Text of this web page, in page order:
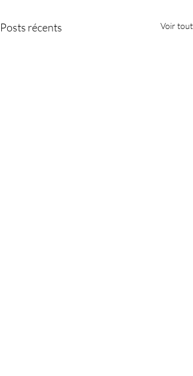
Posts récents Voir tout